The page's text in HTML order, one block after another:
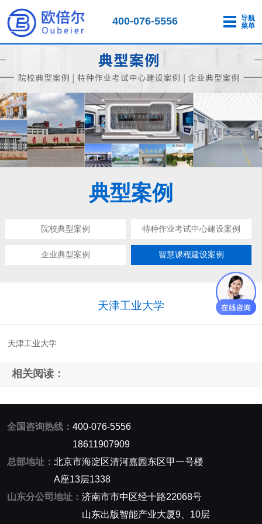
400-076-5556
导航
菜单
典型案例
院校典型案例 特种作业考试中心建设案例
企业典型案例 智慧课程建设案例
天津工业大学
天津工业大学
相关阅读：
全国咨询热线： 400-076-5556
18611907909
总部地址： 北京市海淀区清河嘉园东区甲一号楼
A座13层1338
山东分公司地址： 济南市市中区经十路22068号
山东出版智能产业大厦9、10层